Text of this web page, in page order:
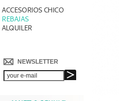
ACCESORIOS CHICO
REBAJAS
ALQUILER
NEWSLETTER